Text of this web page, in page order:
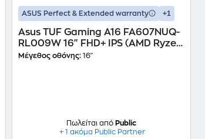
ASUS Perfect & Extended warranty +1
Asus TUF Gaming A16 FA607NUQ-
RL009W 16" FHD+ IPS (AMD Ryzen
7-170/16 GB/512GB SSD/GeForce
Μέγεθος οθόνης:16"
Πωλείται από Public
+ 1 ακόμα Public Partner